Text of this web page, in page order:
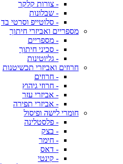
- צורות קלקר
- שבלונות
- סלוטייפ וסרטי בד
מספריים ואביזרי חיתוך
- מספריים
- סכיני חיתוך
- גליוטינות
חרוזים ואביזרי תכשיטנות
- חרוזים
- חרוזי גיהוץ
- אביזרי עזר
- אביזרי תפירה
חומרי לישה ופיסול
- פלסטלינה
- בצק
- חימר
- דאס
- קינטי